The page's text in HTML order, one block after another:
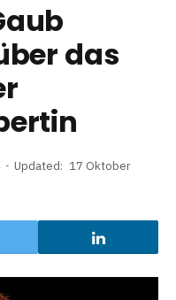
das
Updated: 17 Oktober